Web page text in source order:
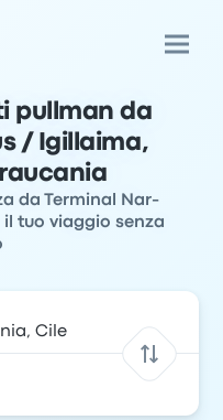
pullman da
/ Igillaima,
da Terminal Nar-
tuo viaggio senza